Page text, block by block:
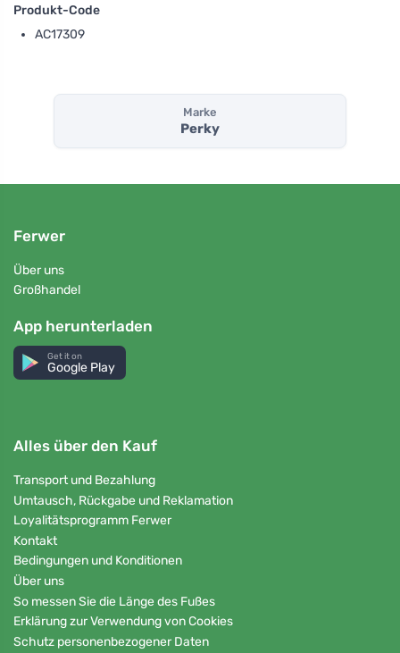
Produkt-Code
AC17309
Marke
Perky
Ferwer
Über uns
Großhandel
App herunterladen
Get it on
Google Play
Alles über den Kauf
Transport und Bezahlung
Umtausch, Rückgabe und Reklamation
Loyalitätsprogramm Ferwer
Kontakt
Bedingungen und Konditionen
Über uns
So messen Sie die Länge des Fußes
Erklärung zur Verwendung von Cookies
Schutz personenbezogener Daten